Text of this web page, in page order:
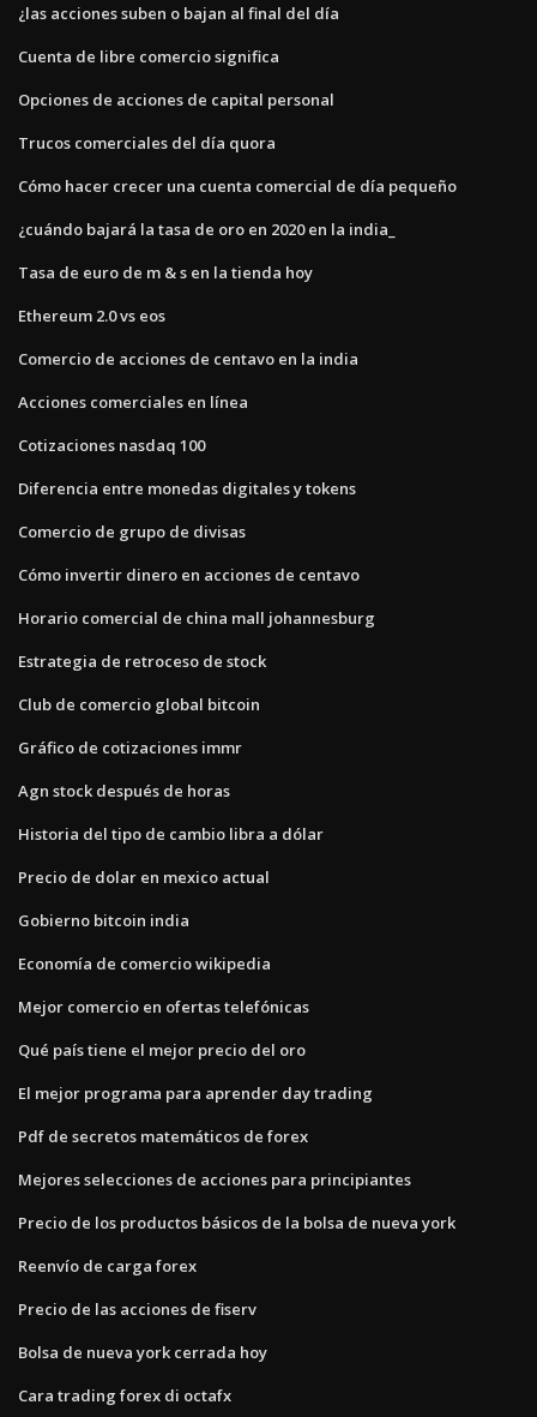
¿las acciones suben o bajan al final del día
Cuenta de libre comercio significa
Opciones de acciones de capital personal
Trucos comerciales del día quora
Cómo hacer crecer una cuenta comercial de día pequeño
¿cuándo bajará la tasa de oro en 2020 en la india_
Tasa de euro de m & s en la tienda hoy
Ethereum 2.0 vs eos
Comercio de acciones de centavo en la india
Acciones comerciales en línea
Cotizaciones nasdaq 100
Diferencia entre monedas digitales y tokens
Comercio de grupo de divisas
Cómo invertir dinero en acciones de centavo
Horario comercial de china mall johannesburg
Estrategia de retroceso de stock
Club de comercio global bitcoin
Gráfico de cotizaciones immr
Agn stock después de horas
Historia del tipo de cambio libra a dólar
Precio de dolar en mexico actual
Gobierno bitcoin india
Economía de comercio wikipedia
Mejor comercio en ofertas telefónicas
Qué país tiene el mejor precio del oro
El mejor programa para aprender day trading
Pdf de secretos matemáticos de forex
Mejores selecciones de acciones para principiantes
Precio de los productos básicos de la bolsa de nueva york
Reenvío de carga forex
Precio de las acciones de fiserv
Bolsa de nueva york cerrada hoy
Cara trading forex di octafx